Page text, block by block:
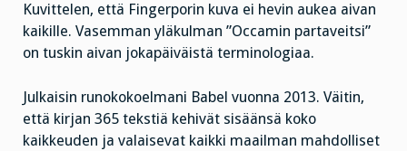
Kuvittelen, että Fingerporin kuva ei hevin aukea aivan
kaikille. Vasemman yläkulman ”Occamin partaveitsi”
on tuskin aivan jokapäiväistä terminologiaa.
Julkaisin runokokoelmani Babel vuonna 2013. Väitin,
että kirjan 365 tekstiä kehivät sisäänsä koko
kaikkeuden ja valaisevat kaikki maailman mahdolliset